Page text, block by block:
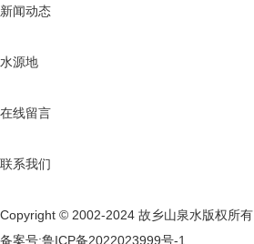
新闻动态
水源地
在线留言
联系我们
Copyright © 2002-2024 故乡山泉水版权所有
备案号:鲁ICP备2022023999号-1